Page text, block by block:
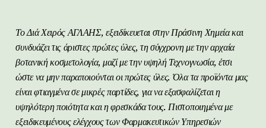
Το Διά Χειρός ΑΓΛΑΗΣ, εξειδίκευεται στην Πράσινη Χημεία και
συνδυάζει τις άριστες πρώτες ύλες, τη σύγχρονη με την αρχαία
βοτανική κοσμετολογία, μαζί με την υψηλή Τεχνογνωσία, έτσι
ώστε να μην παραποιούνται οι πρώτες ύλες. Όλα τα προϊόντα μας
είναι φτιαγμένα σε μικρές παρτίδες, για να εξασφαλίζεται η
υψηλότερη ποιότητα και η φρεσκάδα τους. Πιστοποιημένα με
εξειδικευμένους ελέγχους των Φαρμακευτικών Υπηρεσιών